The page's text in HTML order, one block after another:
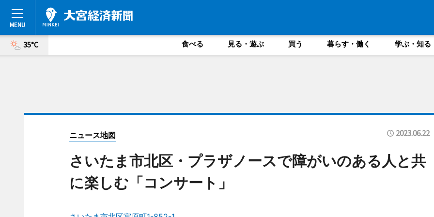
35°C 食べる 見る・遊ぶ 買う 暮らす・働く 学ぶ・知る
ニュース地図 2023.06.22
さいたま市北区・プラザノースで障がいのある人と共
に楽しむ「コンサート」